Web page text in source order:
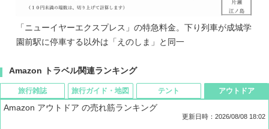
「ニューイヤーエクスプレス」の特急料金。下り列車が成城学
園前駅に停車する以外は「えのしま」と同一
Amazon トラベル関連ランキング
旅行雑誌 旅行ガイド・地図 テント アウトドア
Amazon アウトドア の売れ筋ランキング
更新日時：2026/08/08 18:02